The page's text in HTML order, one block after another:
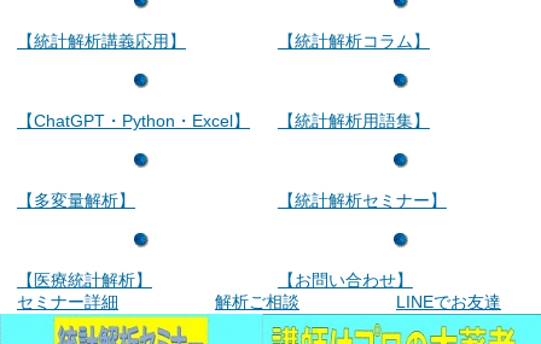
【統計解析講義応用】
【ChatGPT・Python・Excel】
【多変量解析】
【医療統計解析】
【統計解析コラム】
【統計解析用語集】
【統計解析セミナー】
【お問い合わせ】
セミナー詳細
解析ご相談 LINEでお友達